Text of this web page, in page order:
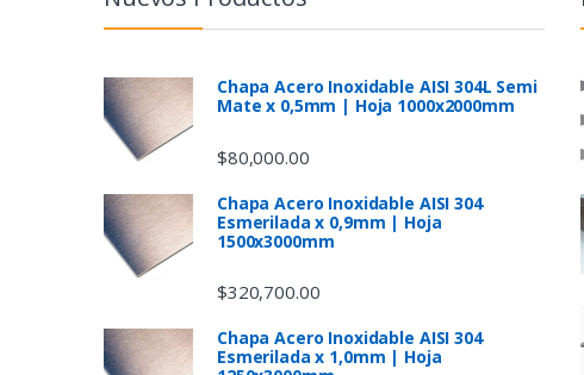
Chapa Acero Inoxidable AISI 304L Semi
Mate x 0,5mm | Hoja 1000x2000mm
$80,000.00
Chapa Acero Inoxidable AISI 304
Esmerilada x 0,9mm | Hoja
1500x3000mm
$320,700.00
Chapa Acero Inoxidable AISI 304
Esmerilada x 1,0mm | Hoja